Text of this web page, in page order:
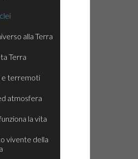
alla Terra
Terra
e terremoti
atmosfera
la vita
vivente della